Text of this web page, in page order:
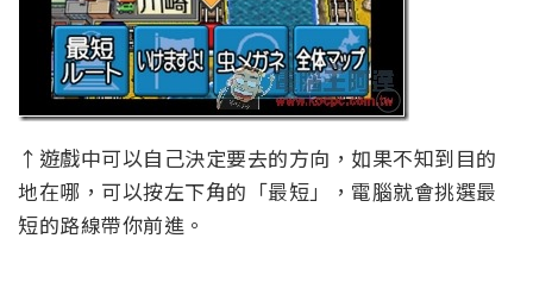
↑遊戲中可以自己決定要去的方向，如果不知到目的
地在哪，可以按左下角的「最短」，電腦就會挑選最
短的路線帶你前進。